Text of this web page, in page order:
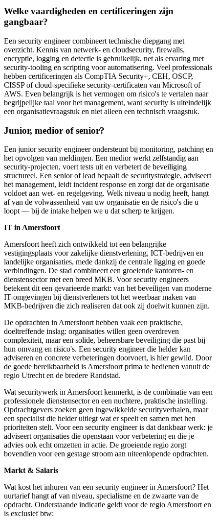
Welke vaardigheden en certificeringen zijn
gangbaar?
Een security engineer combineert technische diepgang met
overzicht. Kennis van netwerk- en cloudsecurity, firewalls,
encryptie, logging en detectie is gebruikelijk, net als ervaring met
security-tooling en scripting voor automatisering. Veel professionals
hebben certificeringen als CompTIA Security+, CEH, OSCP,
CISSP of cloud-specifieke security-certificaten van Microsoft of
AWS. Even belangrijk is het vermogen om risico's te vertalen naar
begrijpelijke taal voor het management, want security is uiteindelijk
een organisatievraagstuk en niet alleen een technisch vraagstuk.
Junior, medior of senior?
Een junior security engineer ondersteunt bij monitoring, patching en
het opvolgen van meldingen. Een medior werkt zelfstandig aan
security-projecten, voert tests uit en verbetert de beveiliging
structureel. Een senior of lead bepaalt de securitystrategie, adviseert
het management, leidt incident response en zorgt dat de organisatie
voldoet aan wet- en regelgeving. Welk niveau u nodig heeft, hangt
af van de volwassenheid van uw organisatie en de risico's die u
loopt — bij de intake helpen we u dat scherp te krijgen.
IT in Amersfoort
Amersfoort heeft zich ontwikkeld tot een belangrijke
vestigingsplaats voor zakelijke dienstverlening, ICT-bedrijven en
landelijke organisaties, mede dankzij de centrale ligging en goede
verbindingen. De stad combineert een groeiende kantoren- en
dienstensector met een breed MKB. Voor security engineers
betekent dit een gevarieerde markt: van het beveiligen van moderne
IT-omgevingen bij dienstverleners tot het weerbaar maken van
MKB-bedrijven die zich realiseren dat ook zij doelwit kunnen zijn.
De opdrachten in Amersfoort hebben vaak een praktische,
doeltreffende inslag: organisaties willen geen overdreven
complexiteit, maar een solide, beheersbare beveiliging die past bij
hun omvang en risico's. Een security engineer die helder kan
adviseren en concrete verbeteringen doorvoert, is hier gewild. Door
de goede bereikbaarheid is Amersfoort prima te bedienen vanuit de
regio Utrecht en de bredere Randstad.
Wat securitywerk in Amersfoort kenmerkt, is de combinatie van een
professionele dienstensector en een nuchtere, praktische instelling.
Opdrachtgevers zoeken geen ingewikkelde securityverhalen, maar
een specialist die helder uitlegt wat er speelt en samen met hen
prioriteiten stelt. Voor een security engineer is dat dankbaar werk: je
adviseert organisaties die openstaan voor verbetering en die je
advies ook echt omzetten in actie. De groeiende regio zorgt
bovendien voor een gestage stroom aan uiteenlopende opdrachten.
Markt & Salaris
Wat kost het inhuren van een security engineer in Amersfoort? Het
uurtarief hangt af van niveau, specialisme en de zwaarte van de
opdracht. Onderstaande indicatie geldt voor de regio Amersfoort en
is exclusief btw: